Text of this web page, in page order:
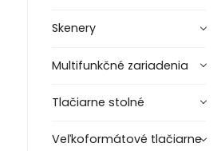
Skenery
Multifunkčné zariadenia
Tlačiarne stolné
Veľkoformátové tlačiarne